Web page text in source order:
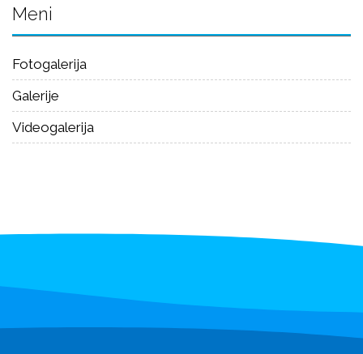
Meni
Fotogalerija
Galerije
Videogalerija